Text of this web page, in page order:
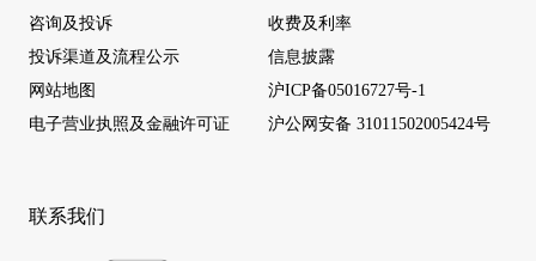
咨询及投诉
投诉渠道及流程公示
网站地图
电子营业执照及金融许可证
收费及利率
信息披露
沪ICP备05016727号-1
沪公网安备 31011502005424号
联系我们